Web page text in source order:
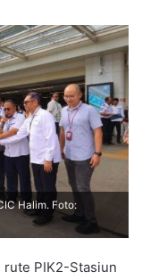
Halim. Foto:
rute PIK2-Stasiun